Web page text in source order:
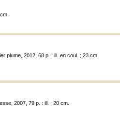
plume, 2012, 68 p. : ill. en coul. ; 23 cm.
2007, 79 p. : ill. ; 20 cm.